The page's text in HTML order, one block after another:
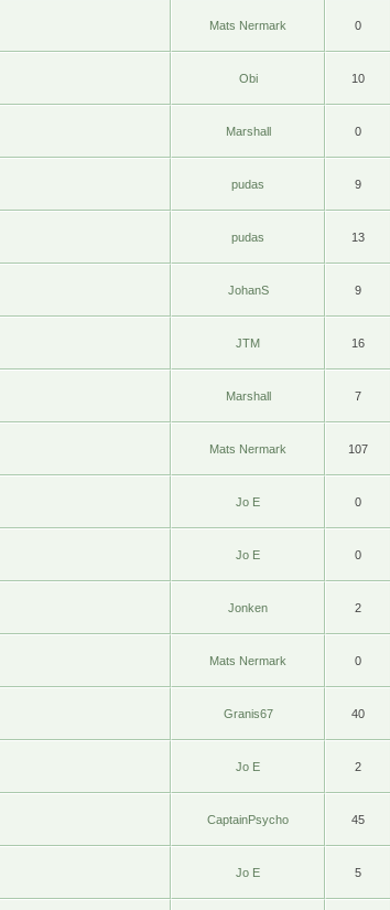
Mats Nermark 0
Obi 10
Marshall 0
pudas 9
pudas 13
JohanS 9
JTM 16
Marshall 7
Mats Nermark 107
Jo E 0
Jo E 0
Jonken 2
Mats Nermark 0
Granis67 40
Jo E 2
CaptainPsycho 45
Jo E 5